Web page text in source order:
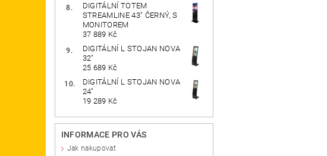
DIGITÁLNÍ TOTEM
STREAMLINE 43" ČERNÝ, S
MONITOREM
37 889 Kč
DIGITÁLNÍ L STOJAN NOVA
32"
25 689 Kč
DIGITÁLNÍ L STOJAN NOVA
24"
19 289 Kč
INFORMACE PRO VÁS
Jak nakupovat